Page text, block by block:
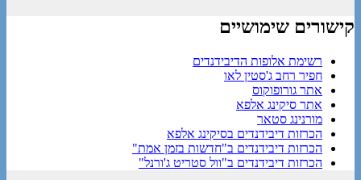
קישורים שימושיים
רשימת אלופות הדיבידנדים
חפיר רחב ג'סטין לאו
אתר גורופוקוס
אתר סיקינג אלפא
מורנינג סטאר
הכרזות דיבידנדים בסיקינג אלפא
הכרזות דיבידנדים ב"חדשות בזמן אמת"
הכרזות דיבידנדים ב"וול סטריט ג'ורנל"